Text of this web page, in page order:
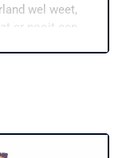
wel weet,
er nooit een
we het
voldoet